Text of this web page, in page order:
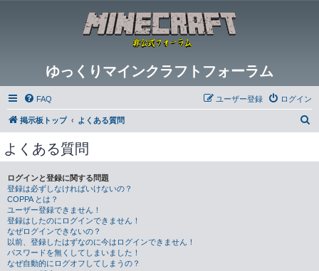
ゆっくりマインクラフトフォーラム
FAQ ログイン
ユーザー登録
掲示板トップ よくある質問
よくある質問
ログインと登録に関する問題
登録は必ずしなければいけないの？
COPPA とは？
ユーザー登録できません！
登録はしたのにログインできません！
なぜログインできないの？
以前、登録したはずなのに今はログインできません！
パスワードを無くしてしまいました！
なぜ自動的にログオフしてしまうの？